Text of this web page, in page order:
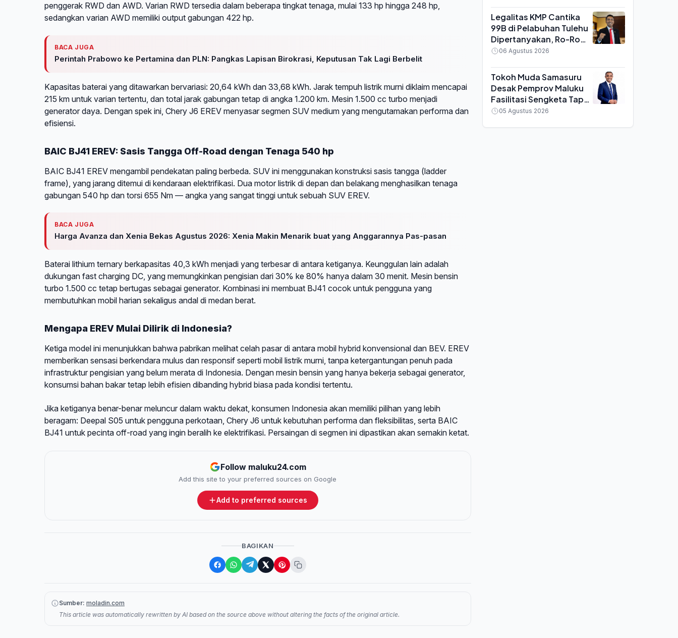
penggerak RWD dan AWD. Varian RWD tersedia dalam beberapa tingkat tenaga, mulai 133 hp hingga 248 hp,
sedangkan varian AWD memiliki output gabungan 422 hp.
BACA JUGA
Perintah Prabowo ke Pertamina dan PLN: Pangkas Lapisan Birokrasi, Keputusan Tak Lagi Berbelit
Kapasitas baterai yang ditawarkan bervariasi: 20,64 kWh dan 33,68 kWh. Jarak tempuh listrik murni diklaim mencapai
215 km untuk varian tertentu, dan total jarak gabungan tetap di angka 1.200 km. Mesin 1.500 cc turbo menjadi
generator daya. Dengan spek ini, Chery J6 EREV menyasar segmen SUV medium yang mengutamakan performa dan
efisiensi.
BAIC BJ41 EREV: Sasis Tangga Off-Road dengan Tenaga 540 hp
BAIC BJ41 EREV mengambil pendekatan paling berbeda. SUV ini menggunakan konstruksi sasis tangga (ladder
frame), yang jarang ditemui di kendaraan elektrifikasi. Dua motor listrik di depan dan belakang menghasilkan tenaga
gabungan 540 hp dan torsi 655 Nm — angka yang sangat tinggi untuk sebuah SUV EREV.
BACA JUGA
Harga Avanza dan Xenia Bekas Agustus 2026: Xenia Makin Menarik buat yang Anggarannya Pas-pasan
Baterai lithium ternary berkapasitas 40,3 kWh menjadi yang terbesar di antara ketiganya. Keunggulan lain adalah
dukungan fast charging DC, yang memungkinkan pengisian dari 30% ke 80% hanya dalam 30 menit. Mesin bensin
turbo 1.500 cc tetap bertugas sebagai generator. Kombinasi ini membuat BJ41 cocok untuk pengguna yang
membutuhkan mobil harian sekaligus andal di medan berat.
Mengapa EREV Mulai Dilirik di Indonesia?
Ketiga model ini menunjukkan bahwa pabrikan melihat celah pasar di antara mobil hybrid konvensional dan BEV. EREV
memberikan sensasi berkendara mulus dan responsif seperti mobil listrik murni, tanpa ketergantungan penuh pada
infrastruktur pengisian yang belum merata di Indonesia. Dengan mesin bensin yang hanya bekerja sebagai generator,
konsumsi bahan bakar tetap lebih efisien dibanding hybrid biasa pada kondisi tertentu.
Jika ketiganya benar-benar meluncur dalam waktu dekat, konsumen Indonesia akan memiliki pilihan yang lebih
beragam: Deepal S05 untuk pengguna perkotaan, Chery J6 untuk kebutuhan performa dan fleksibilitas, serta BAIC
BJ41 untuk pecinta off-road yang ingin beralih ke elektrifikasi. Persaingan di segmen ini dipastikan akan semakin ketat.
Follow maluku24.com
Add this site to your preferred sources on Google
Add to preferred sources
BAGIKAN
Sumber: moladin.com
This article was automatically rewritten by AI based on the source above without altering the facts of the original article.
Legalitas KMP Cantika
99B di Pelabuhan Tulehu
Dipertanyakan, Ro-Ro
Disebut Tak Sesuai
06 Agustus 2026
Tokoh Muda Samasuru
Desak Pemprov Maluku
Fasilitasi Sengketa Tapal
Batas Malteng-SBB,
05 Agustus 2026